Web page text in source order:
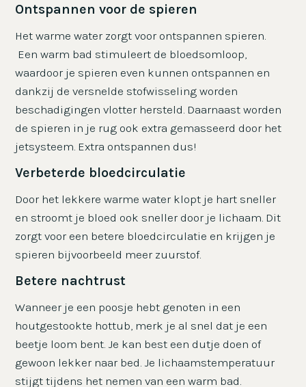
Ontspannen voor de spieren
Het warme water zorgt voor ontspannen spieren.
Een warm bad stimuleert de bloedsomloop,
waardoor je spieren even kunnen ontspannen en
dankzij de versnelde stofwisseling worden
beschadigingen vlotter hersteld. Daarnaast worden
de spieren in je rug ook extra gemasseerd door het
jetsysteem. Extra ontspannen dus!
Verbeterde bloedcirculatie
Door het lekkere warme water klopt je hart sneller
en stroomt je bloed ook sneller door je lichaam. Dit
zorgt voor een betere bloedcirculatie en krijgen je
spieren bijvoorbeeld meer zuurstof.
Betere nachtrust
Wanneer je een poosje hebt genoten in een
houtgestookte hottub, merk je al snel dat je een
beetje loom bent. Je kan best een dutje doen of
gewoon lekker naar bed. Je lichaamstemperatuur
stijgt tijdens het nemen van een warm bad.